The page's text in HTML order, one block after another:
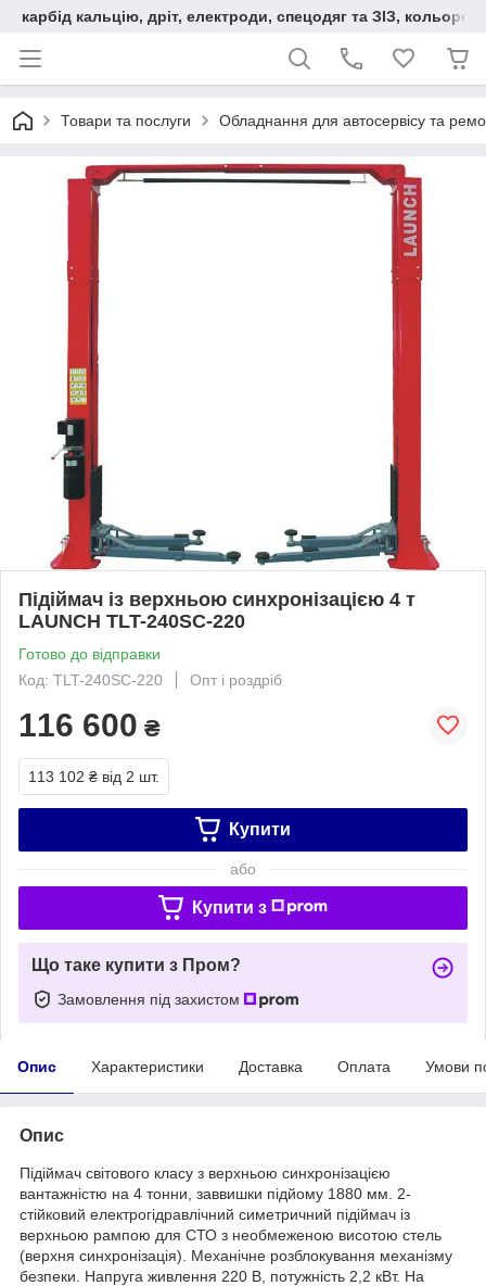
карбід кальцію, дріт, електроди, спецодяг та ЗІЗ,
Товари та послуги Обладнання для автосервісу та
Підіймач із верхньою синхронізацією 4 т
LAUNCH TLT-240SC-220
Готово до відправки
Код: TLT-240SC-220
Опт і роздріб
116 600 ₴
113 102 ₴ від 2 шт.
Купити
або
Купити з
Що таке купити з Пром?
Замовлення під захистом
Опис Характеристики Доставка Оплата Умови
Опис
Підіймач світового класу з верхньою синхронізацією
вантажністю на 4 тонни, заввишки підйому 1880 мм. 2-
стійковий електрогідравлічний симетричний підіймач із
верхньою рампою для СТО з необмеженою висотою стель
(верхня синхронізація). Механічне розблокування механізму
безпеки. Напруга живлення 220 В, потужність 2,2 кВт. На